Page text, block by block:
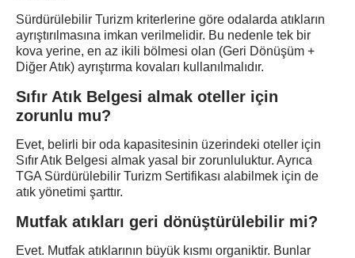
Sürdürülebilir Turizm kriterlerine göre odalarda atıkların
ayrıştırılmasına imkan verilmelidir. Bu nedenle tek bir
kova yerine, en az ikili bölmesi olan (Geri Dönüşüm +
Diğer Atık) ayrıştırma kovaları kullanılmalıdır.
Sıfır Atık Belgesi almak oteller için
zorunlu mu?
Evet, belirli bir oda kapasitesinin üzerindeki oteller için
Sıfır Atık Belgesi almak yasal bir zorunluluktur. Ayrıca
TGA Sürdürülebilir Turizm Sertifikası alabilmek için de
atık yönetimi şarttır.
Mutfak atıkları geri dönüştürülebilir mi?
Evet. Mutfak atıklarının büyük kısmı organiktir. Bunlar